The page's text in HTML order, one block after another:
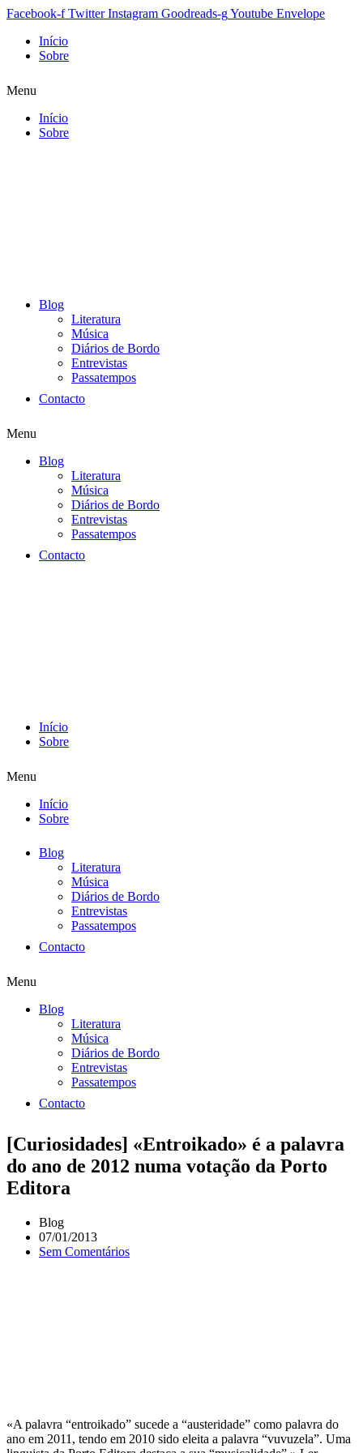
Facebook-f Twitter Instagram Goodreads-gYoutube Envelope
Início
Sobre
Menu
Início
Sobre
Blog
Literatura
Música
Diários de Bordo
Entrevistas
Passatempos
Contacto
Menu
Blog
Literatura
Música
Diários de Bordo
Entrevistas
Passatempos
Contacto
Início
Sobre
Menu
Início
Sobre
Blog
Literatura
Música
Diários de Bordo
Entrevistas
Passatempos
Contacto
Menu
Blog
Literatura
Música
Diários de Bordo
Entrevistas
Passatempos
Contacto
[Curiosidades] «Entroikado» é a palavra
do ano de 2012 numa votação da Porto
Editora
Blog
07/01/2013
Sem Comentários
«A palavra “entroikado” sucede a “austeridade” como palavra do
ano em 2011, tendo em 2010 sido eleita a palavra “vuvuzela”. Uma